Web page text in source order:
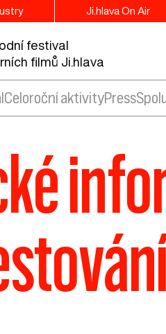
Ji.hlava On Air
festival
filmů Ji.hlava
Celoroční aktivityPress